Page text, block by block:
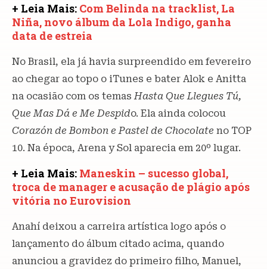
+ Leia Mais: Com Belinda na tracklist, La
Niña, novo álbum da Lola Indigo, ganha
data de estreia
No Brasil, ela já havia surpreendido em fevereiro
ao chegar ao topo o iTunes e bater Alok e Anitta
na ocasião com os temasHasta Que Llegues Tú,
Que Mas Dá e Me Despido. Ela ainda colocou
Corazón de Bombon e Pastel de Chocolate no TOP
10. Na época, Arena y Sol aparecia em 20º lugar.
+ Leia Mais: Maneskin – sucesso global,
troca de manager e acusação de plágio após
vitória no Eurovision
Anahí deixou a carreira artística logo após o
lançamento do álbum citado acima, quando
anunciou a gravidez do primeiro filho, Manuel,